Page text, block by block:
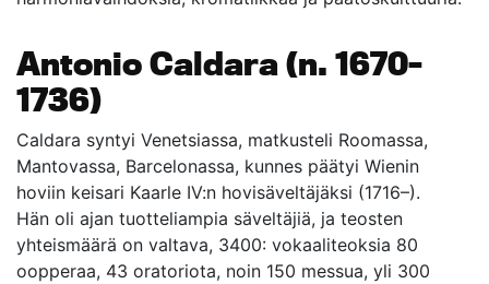
Antonio Caldara (n. 1670–
1736)
Caldara syntyi Venetsiassa, matkusteli Roomassa,
Mantovassa, Barcelonassa, kunnes päätyi Wienin
hoviin keisari Kaarle IV:n hovisäveltäjäksi (1716–).
Hän oli ajan tuotteliampia säveltäjiä, ja teosten
yhteismäärä on valtava, 3400: vokaaliteoksia 80
oopperaa, 43 oratoriota, noin 150 messua, yli 300